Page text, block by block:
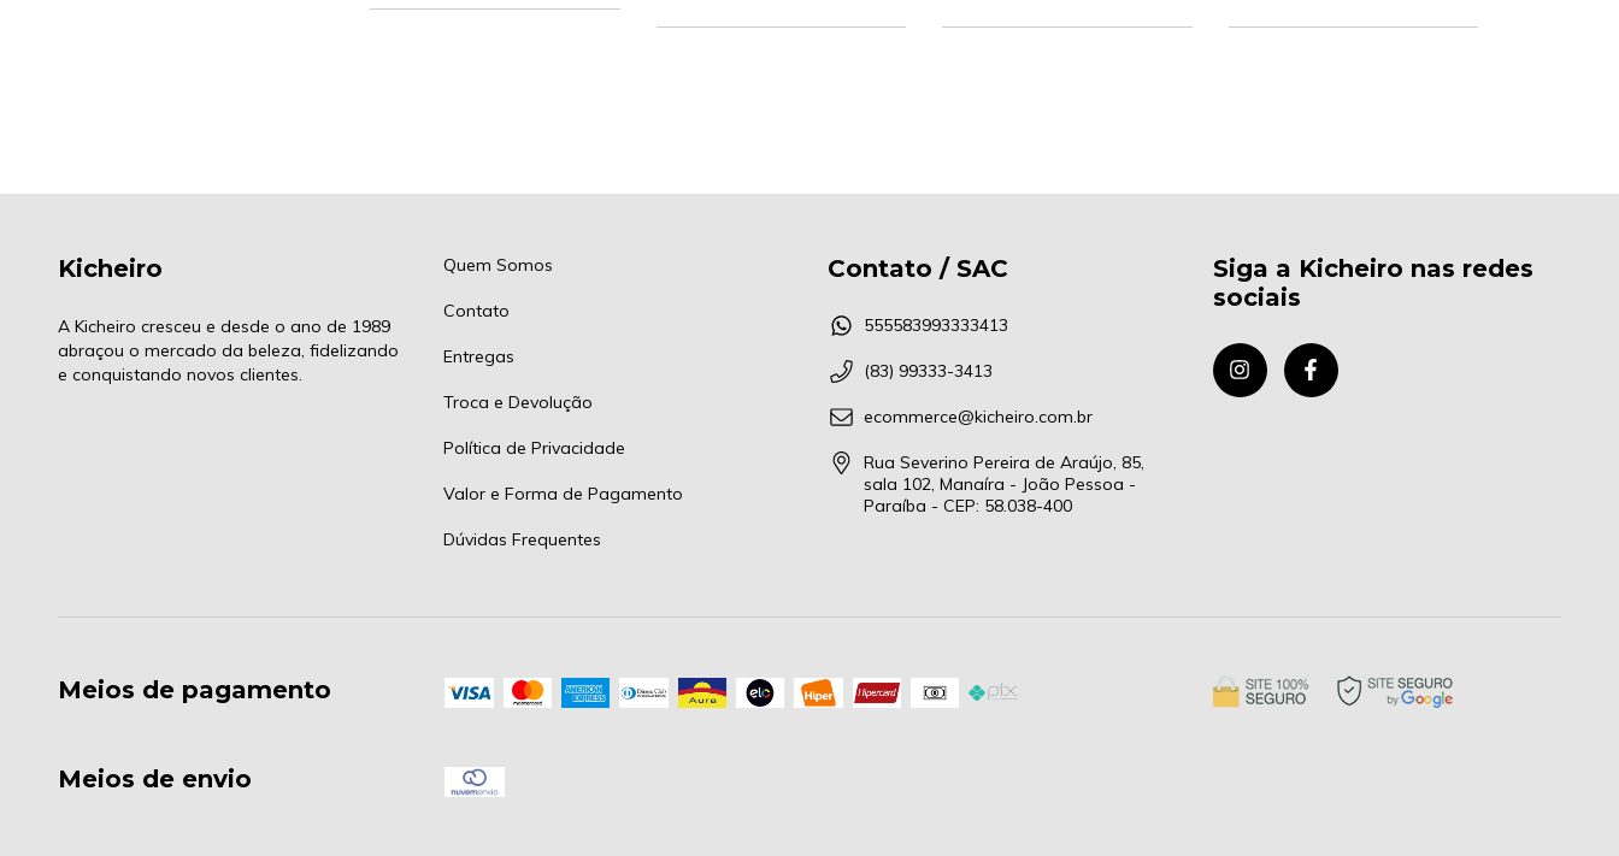
Kicheiro
A Kicheiro cresceu e desde o ano de 1989
abraçou o mercado da beleza, fidelizando
e conquistando novos clientes.
Quem Somos
Contato
Entregas
Troca e Devolução
Política de Privacidade
Valor e Forma de Pagamento
Dúvidas Frequentes
Contato / SAC
555583993333413
(83) 99333-3413
ecommerce@kicheiro.com.br
Rua Severino Pereira de Araújo, 85,
sala 102, Manaíra - João Pessoa -
Paraíba - CEP: 58.038-400
Siga a Kicheiro nas redes
sociais
Meios de pagamento
Meios de envio